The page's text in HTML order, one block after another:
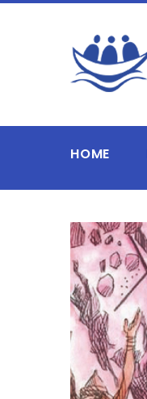
HOME